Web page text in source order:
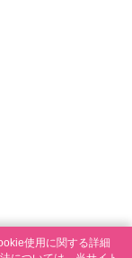
使用に関する詳細